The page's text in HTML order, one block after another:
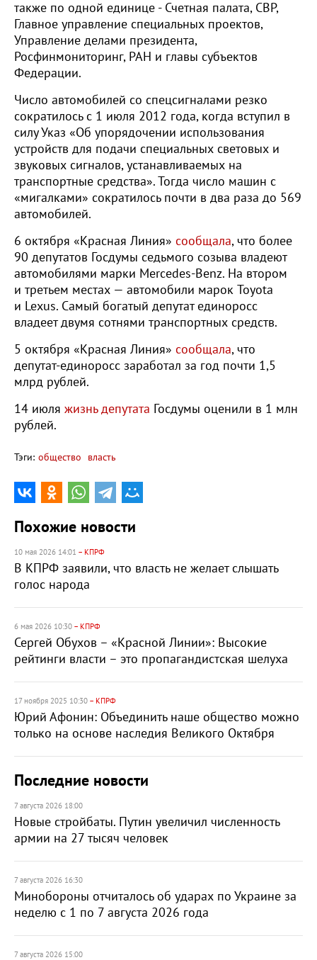
также по одной единице - Счетная палата, СВР,
Главное управление специальных проектов,
Управление делами президента,
Росфинмониторинг, РАН и главы субъектов
Федерации.
Число автомобилей со спецсигналами резко
сократилось с 1 июля 2012 года, когда вступил в
силу Указ «Об упорядочении использования
устройств для подачи специальных световых и
звуковых сигналов, устанавливаемых на
транспортные средства». Тогда число машин с
«мигалками» сократилось почти в два раза до 569
автомобилей.
6 октября «Красная Линия» сообщала, что более
90 депутатов Госдумы седьмого созыва владеют
автомобилями марки ​Mercedes-Benz. На втором
и третьем местах — автомобили марок Toyota
и Lexus. Самый богатый депутат единоросс
владеет двумя сотнями транспортных средств.
5 октября «Красная Линия» сообщала, что
депутат-единоросс заработал за год почти 1,5
млрд рублей.
14 июля жизнь депутата Госдумы оценили в 1 млн
рублей.
Тэги: общество власть
Похожие новости
10 мая 2026 14:01 – КПРФ
В КПРФ заявили, что власть не желает слышать
голос народа
6 мая 2026 10:30 – КПРФ
Сергей Обухов – «Красной Линии»: Высокие
рейтинги власти – это пропагандистская шелуха
17 ноября 2025 10:30 – КПРФ
Юрий Афонин: Объединить наше общество можно
только на основе наследия Великого Октября
Последние новости
7 августа 2026 18:00
Новые стройбаты. Путин увеличил численность
армии на 27 тысяч человек
7 августа 2026 16:30
Минобороны отчиталось об ударах по Украине за
неделю с 1 по 7 августа 2026 года
7 августа 2026 15:00